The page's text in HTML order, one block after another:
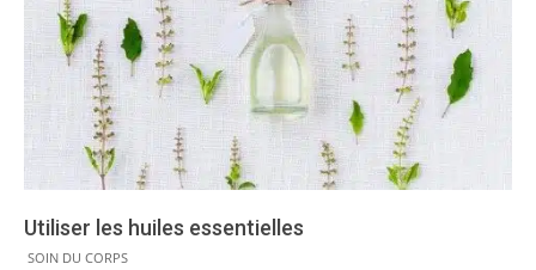
Utiliser les huiles essentielles
2011-
SOIN DU CORPS